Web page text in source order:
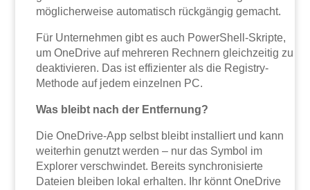
möglicherweise automatisch rückgängig gemacht.
Für Unternehmen gibt es auch PowerShell-Skripte,
um OneDrive auf mehreren Rechnern gleichzeitig zu
deaktivieren. Das ist effizienter als die Registry-
Methode auf jedem einzelnen PC.
Was bleibt nach der Entfernung?
Die OneDrive-App selbst bleibt installiert und kann
weiterhin genutzt werden – nur das Symbol im
Explorer verschwindet. Bereits synchronisierte
Dateien bleiben lokal erhalten. Ihr könnt OneDrive